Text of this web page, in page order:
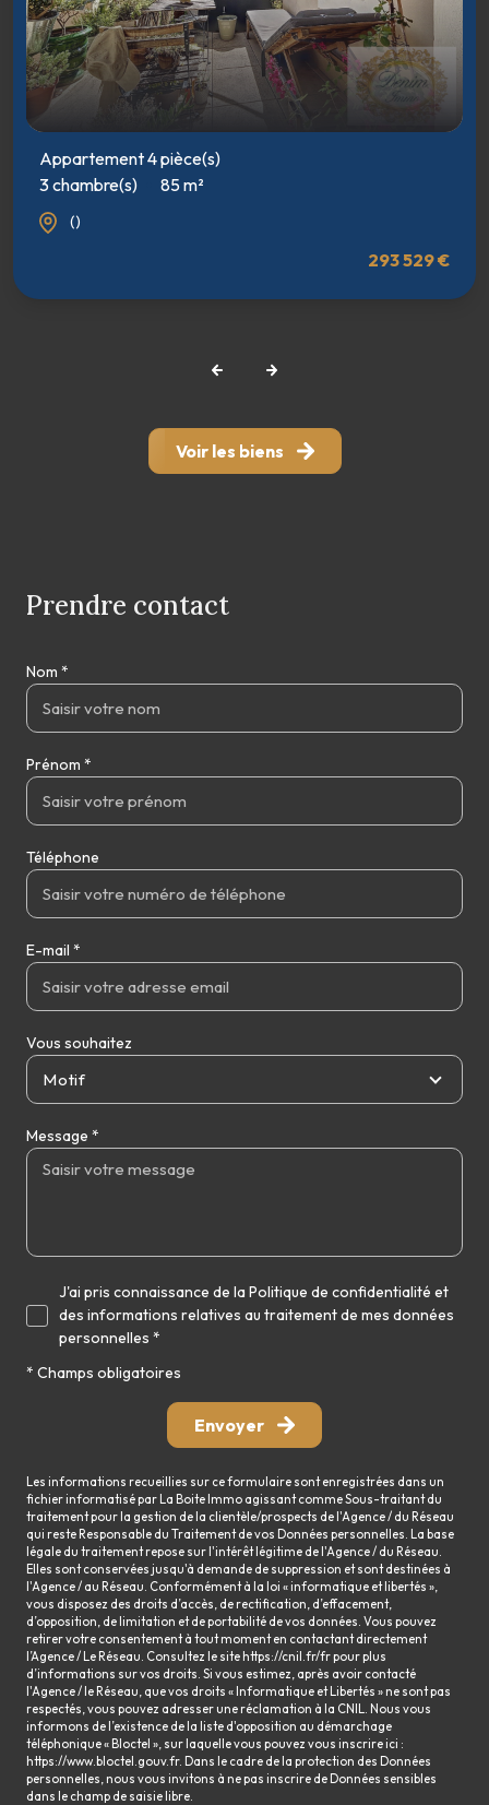
Appartement 4 pièce(s)
3 chambre(s)
85 m²
()
293 529 €
Voir les biens
Prendre contact
Nom *
Prénom *
Téléphone
E-mail *
Vous souhaitez
Motif
Message *
J'ai pris connaissance de la Politique de confidentialité et
des informations relatives au traitement de mes données
personnelles *
* Champs obligatoires
Envoyer
Les informations recueillies sur ce formulaire sont enregistrées dans un
fichier informatisé par La Boite Immo agissant comme Sous-traitant du
traitement pour la gestion de la clientèle/prospects de l'Agence / du Réseau
qui reste Responsable du Traitement de vos Données personnelles. La base
légale du traitement repose sur l'intérêt légitime de l'Agence / du Réseau.
Elles sont conservées jusqu'à demande de suppression et sont destinées à
l'Agence / au Réseau. Conformément à la loi « informatique et libertés »,
vous disposez des droits d’accès, de rectification, d’effacement,
d’opposition, de limitation et de portabilité de vos données. Vous pouvez
retirer votre consentement à tout moment en contactant directement
l’Agence / Le Réseau. Consultez le site https://cnil.fr/frpour plus
d’informations sur vos droits. Si vous estimez, après avoir contacté
l'Agence / le Réseau, que vos droits « Informatique et Libertés » ne sont pas
respectés, vous pouvez adresser une réclamation à la CNIL. Nous vous
informons de l’existence de la liste d'opposition au démarchage
téléphonique « Bloctel », sur laquelle vous pouvez vous inscrire ici :
https://www.bloctel.gouv.fr. Dans le cadre de la protection des Données
personnelles, nous vous invitons à ne pas inscrire de Données sensibles
dans le champ de saisie libre.